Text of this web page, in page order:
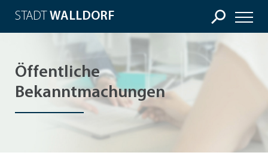
STADT WALLDORF
Öffentliche
Bekanntmachungen